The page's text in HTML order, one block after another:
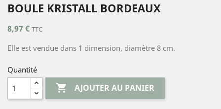
BOULE KRISTALL BORDEAUX
8,97 € TTC
Elle est vendue dans 1 dimension, diamètre 8 cm.
Quantité
 AJOUTER AU PANIER